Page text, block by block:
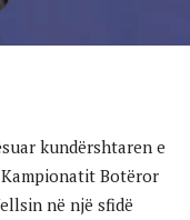
kundërshtaren e
Botëror
në një sfidë